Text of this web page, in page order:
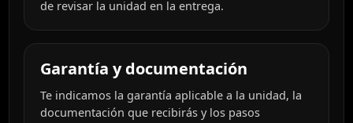
de revisar la unidad en la entrega.
Garantía y documentación
Te indicamos la garantía aplicable a la unidad, la
documentación que recibirás y los pasos